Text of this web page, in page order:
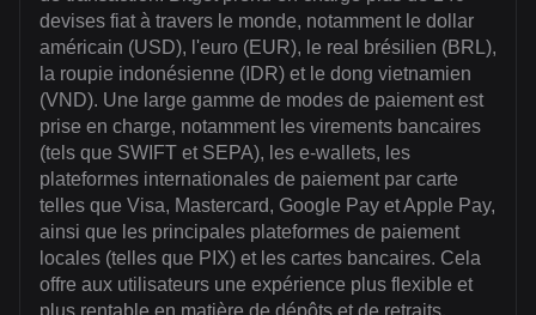
devises fiat à travers le monde, notamment le dollar
américain (USD), l'euro (EUR), le real brésilien (BRL),
la roupie indonésienne (IDR) et le dong vietnamien
(VND). Une large gamme de modes de paiement est
prise en charge, notamment les virements bancaires
(tels que SWIFT et SEPA), les e-wallets, les
plateformes internationales de paiement par carte
telles que Visa, Mastercard, Google Pay et Apple Pay,
ainsi que les principales plateformes de paiement
locales (telles que PIX) et les cartes bancaires. Cela
offre aux utilisateurs une expérience plus flexible et